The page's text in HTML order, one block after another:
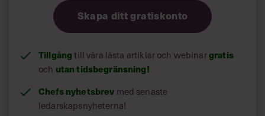
Skapa ditt gratiskonto
Tillgångtill våra låsta artiklar och webinargratis
och utan tidsbegränsning!
Chefs nyhetsbrev med senaste
ledarskapsnyheterna!